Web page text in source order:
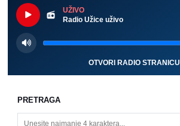
UŽIVO
Radio Užice uživo
OTVORI RADIO STRANICU
PRETRAGA